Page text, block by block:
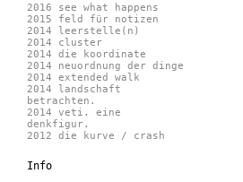
2016 see what happens
2015 feld für notizen
2014 leerstelle(n)
2014 cluster
2014 die koordinate
2014 neuordnung der dinge
2014 extended walk
2014 landschaft
betrachten.
2014 veti. eine
denkfigur.
2012 die kurve / crash
Info